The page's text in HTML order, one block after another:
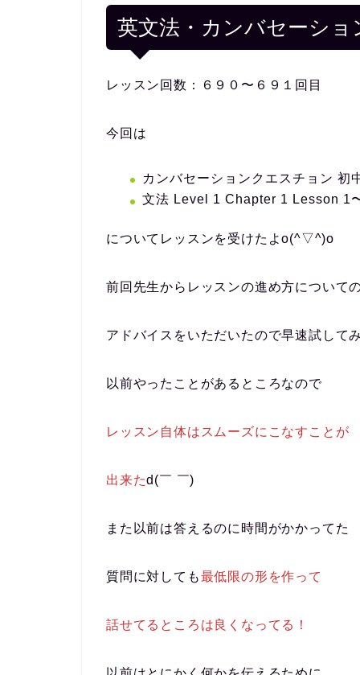
英文法・カンバセーショ
レッスン回数：６９０〜６９１回目
今回は
カンバセーションクエスチョン 初
文法 Level 1 Chapter 1 Lesson 1
についてレッスンを受けたよo(^▽^)o
前回先生からレッスンの進め方について
アドバイスをいただいたので早速試して
以前やったことがあるところなので
レッスン自体はスムーズにこなすことが
出来たd(￣ ￣)
また以前は答えるのに時間がかかってた
質問に対しても最低限の形を作って
話せてるところは良くなってる！